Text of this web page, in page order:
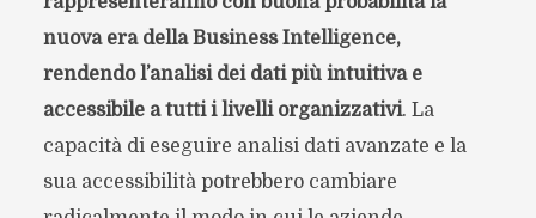
nuova era della Business Intelligence,
rendendo l’analisi dei dati più intuitiva e
accessibile a tutti i livelli organizzativi. La
capacità di eseguire analisi dati avanzate e la
sua accessibilità potrebbero cambiare